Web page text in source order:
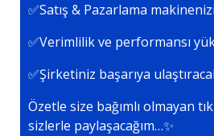
✅Satış & Pazarlama
✅Verimlilik ve performansı
✅Şirketiniz başarıya
Özetle size bağımlı olmayan
sizlerle paylaşacağım…✨